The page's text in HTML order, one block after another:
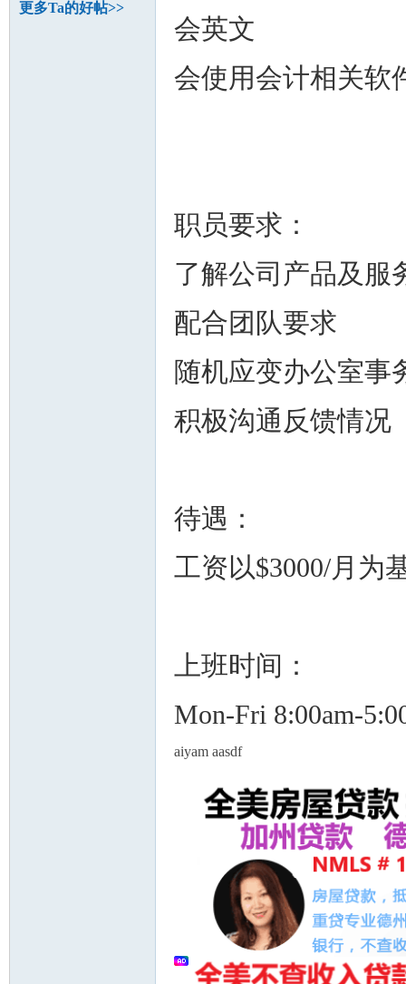
更多Ta的好帖>>
会英文
会使用会计相关软
职员要求：
了解公司产品及服
配合团队要求
随机应变办公室事
积极沟通反馈情况
待遇：
工资以$3000/月为
上班时间：
Mon-Fri 8:00am-
aiyam aasdf